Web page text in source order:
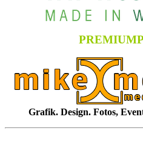
Grafik. Design. Fotos,